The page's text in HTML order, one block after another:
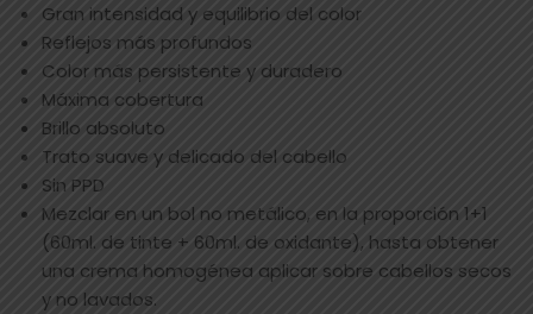
Gran intensidad y equilibrio del color
Reflejos más profundos
Color más persistente y duradero
Máxima cobertura
Brillo absoluto
Trato suave y delicado del cabello
Sin PPD
Mezclar en un bol no metálico, en la proporción 1+1
(60ml. de tinte + 60ml. de oxidante), hasta obtener
una crema homogénea aplicar sobre cabellos secos
y no lavados.